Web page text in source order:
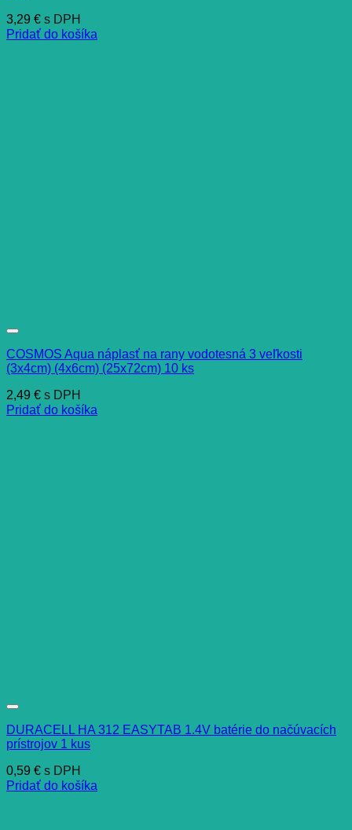
3,29 € s DPH
Pridať do košíka
COSMOS Aqua náplasť na rany vodotesná 3 veľkosti
(3x4cm) (4x6cm) (25x72cm) 10 ks
2,49 € s DPH
Pridať do košíka
DURACELL HA 312 EASYTAB 1.4V batérie do načúvacích
prístrojov 1 kus
0,59 € s DPH
Pridať do košíka